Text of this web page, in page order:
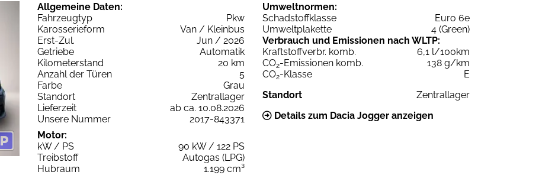
Allgemeine Daten:
Fahrzeugtyp
Pkw
Karosserieform
Van / Kleinbus
Erst-Zul.
Jun / 2026
Getriebe
Automatik
Kilometerstand
20 km
Anzahl der Türen
5
Farbe
Grau
Standort
Zentrallager
Lieferzeit
ab ca. 10.08.2026
Unsere Nummer
2017-843371
Motor:
kW / PS
90 kW / 122 PS
Treibstoff
Autogas (LPG)
Hubraum
1.199 cm³
Umweltnormen:
Schadstoffklasse
Euro 6e
Umweltplakette
4 (Green)
Verbrauch und Emissionen nach WLTP:
Kraftstoffverbr. komb.
6,1 l/100km
CO2-Emissionen komb.
138 g/km
CO2-Klasse
E
Standort
Zentrallager
Details zum Dacia Jogger anzeigen